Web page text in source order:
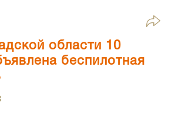
области 10
беспилотная